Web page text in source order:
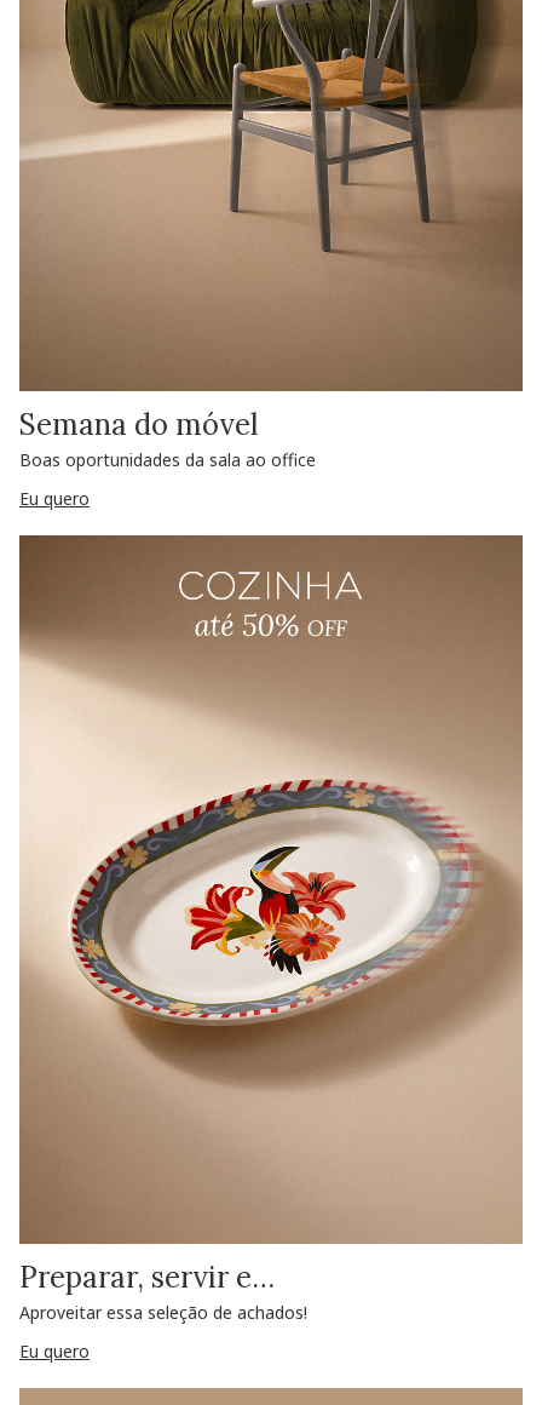
Semana do móvel
Boas oportunidades da sala ao office
Eu quero
Preparar, servir e…
Aproveitar essa seleção de achados!
Eu quero